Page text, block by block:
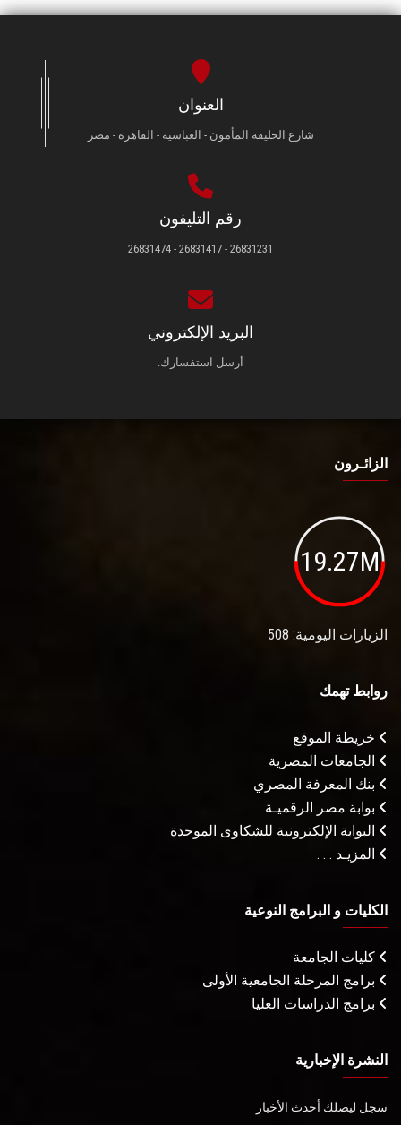
العنوان
شارع الخليفة المأمون - العباسية - القاهرة - مصر
رقم التليفون
26831231 - 26831417 - 26831474
البريد الإلكتروني
أرسل استفسارك.
الزائـرون
19.27M
الزيارات اليومية: 508
روابط تهمك
خريطة الموقع
الجامعات المصرية
بنك المعرفة المصري
بوابة مصر الرقميـة
البوابة الإلكترونية للشكاوى الموحدة
المزيـد . . .
الكليات و البرامج النوعية
كليات الجامعة
برامج المرحلة الجامعية الأولى
برامج الدراسات العليا
النشرة الإخبارية
سجل ليصلك أحدث الأخبار